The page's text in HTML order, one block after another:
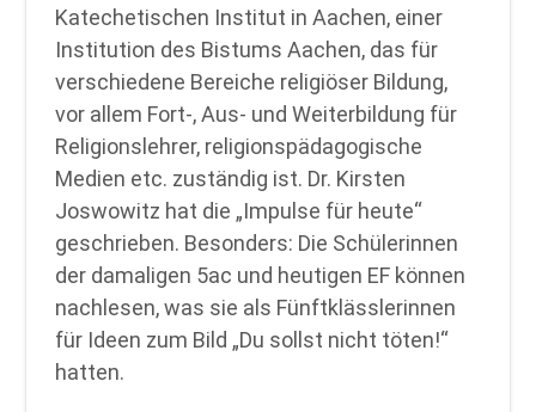
Katechetischen Institut in Aachen, einer
Institution des Bistums Aachen, das für
verschiedene Bereiche religiöser Bildung,
vor allem Fort-, Aus- und Weiterbildung für
Religionslehrer, religionspädagogische
Medien etc. zuständig ist. Dr. Kirsten
Joswowitz hat die „Impulse für heute“
geschrieben. Besonders: Die Schülerinnen
der damaligen 5ac und heutigen EF können
nachlesen, was sie als Fünftklässlerinnen
für Ideen zum Bild „Du sollst nicht töten!“
hatten.